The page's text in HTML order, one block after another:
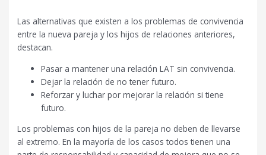
Las alternativas que existen a los problemas de convivencia
entre la nueva pareja y los hijos de relaciones anteriores,
destacan.
Pasar a mantener una relación LAT sin convivencia.
Dejar la relación de no tener futuro.
Reforzar y luchar por mejorar la relación si tiene
futuro.
Los problemas con hijos de la pareja no deben de llevarse
al extremo. En la mayoría de los casos todos tienen una